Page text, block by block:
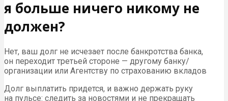
я больше ничего никому не
должен?
Нет, ваш долг не исчезает после банкротства банка,
он переходит третьей стороне — другому банку/
организации или Агентству по страхованию вкладов
Долг выплатить придется, и важно держать руку
на пульсе: следить за новостями и не прекращать